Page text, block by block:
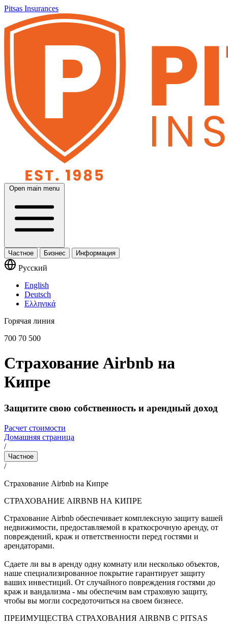
Pitsas Insurances
Open main menu
Частное Бизнес Информация
Русский
English
Deutsch
Ελληνικά
Горячая линия
700 70 500
Страхование Airbnb на
Кипре
Защитите свою собственность и арендный доход
Расчет стоимости
Домашняя страница
/
Частное
/
Страхование Airbnb на Кипре
СТРАХОВАНИЕ AIRBNB НА КИПРЕ
Страхование Airbnb обеспечивает комплексную защиту вашей
недвижимости, предоставляемой в краткосрочную аренду, от
повреждений, краж и ответственности перед гостями и
арендаторами.
Сдаете ли вы в аренду одну комнату или несколько объектов,
наше специализированное покрытие гарантирует защиту
ваших инвестиций. От случайного повреждения гостями до
краж и вандализма - мы обеспечим вам страховую защиту,
чтобы вы могли сосредоточиться на своем бизнесе.
ПРЕИМУЩЕСТВА СТРАХОВАНИЯ AIRBNB С PITSAS